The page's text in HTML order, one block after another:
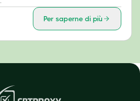
Per saperne di più